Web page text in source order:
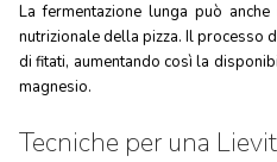
La fermentazione lunga può
nutrizionale della pizza. Il processo
di fitati, aumentando così la
magnesio.
Tecniche per una